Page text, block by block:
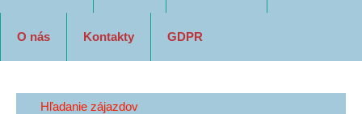
O nás Kontakty GDPR
Hľadanie zájazdov